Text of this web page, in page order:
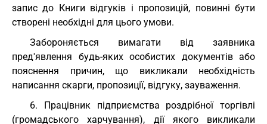
запис до Книги відгуків і пропозицій, повинні бути
створені необхідні для цього умови.
Забороняється вимагати від заявника
пред'явлення будь-яких особистих документів або
пояснення причин, що викликали необхідність
написання скарги, пропозиції, відгуку, зауваження.
6. Працівник підприємства роздрібної торгівлі
(громадського харчування), дії якого викликали